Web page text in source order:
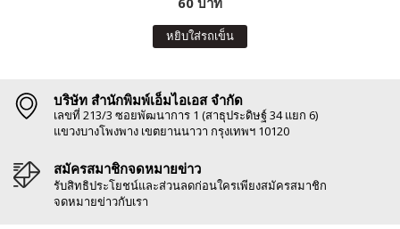
หยิบใส่รถเข็น
บริษัท สำนักพิมพ์เอ็มไอเอส จำกัด
เลขที่ 213/3 ซอยพัฒนาการ 1 (สาธุประดิษฐ์ 34 แยก 6)
แขวงบางโพงพาง เขตยานนาวา กรุงเทพฯ 10120
สมัครสมาชิกจดหมายข่าว
รับสิทธิประโยชน์และส่วนลดก่อนใครเพียงสมัครสมาชิก
จดหมายข่าวกับเรา